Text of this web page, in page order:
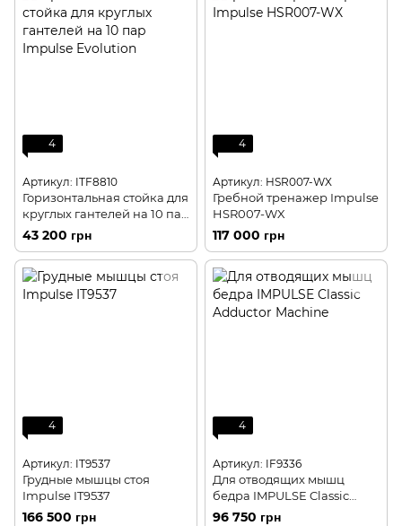
4
Артикул: ITF8810
Горизонтальная стойка для
круглых гантелей на 10 пар
Impulse Evolution
43 200 грн
4
Артикул: HSR007-WX
Гребной тренажер Impulse
HSR007-WX
117 000 грн
4
Артикул: IT9537
Грудные мышцы стоя
Impulse IT9537
166 500 грн
4
Артикул: IF9336
Для отводящих мышц
бедра IMPULSE Classic
Adductor Machine
96 750 грн